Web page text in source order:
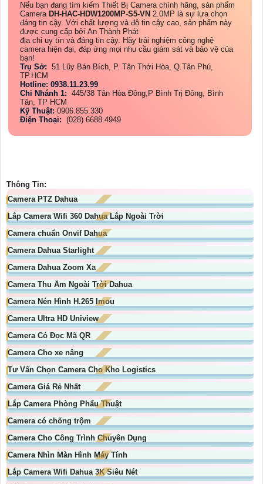
Nếu bạn đang tìm kiếm Thiết Bị Camera chính hãng, sản phẩm
Camera DH-HAC-HDW1200MP-S5-VN 2.0MP là sự lựa chọn
đáng tin cậy. Với chất lượng và độ tin cậy cao, sản phẩm này
được cung cấp bởi An Thành Phát
địa chỉ uy tín và đáng tin cậy. Hãy trải nghiệm công nghệ
camera hiện đại, đáp ứng mọi nhu cầu giám sát và bảo vệ của
bạn!
Trụ Sở: 51 Lũy Bán Bích, P. Tân Thới Hòa, Q.Tân Phú,
TP.HCM
Hotline: 0938.11.23.99
Chi Nhánh 1: 445/38 Tân Hòa Đông,P Bình Trị Đông, Bình
Tân, TP HCM
Kỹ Thuật: 0906.855.330
Điện Thoại: (028) 6688.4949
Thông Tin:
Camera PTZ Dahua
Lắp Camera Wifi 360 Dahua Lắp Ngoài Trời
Camera chuẩn Onvif Dahua
Camera Dahua Starlight
Camera Dahua Zoom Xa
Camera Thu Âm Ngoài Trời Dahua
Camera Nén Hình H.265 Imou
Camera Ultra HD Uniview
Camera Có Đọc Mã QR
Camera Cho xe nâng
Tư Vấn Chọn Camera Cho Kho Logistics
Camera Giá Rẻ Nhất
Lắp Camera Phòng Phẩu Thuật
Camera có chống trộm
Camera Cho Công Trình Chuyên Dụng
Camera Nhìn Màn Hình Máy Tính
Lắp Camera Wifi Dahua 3K Siêu Nét